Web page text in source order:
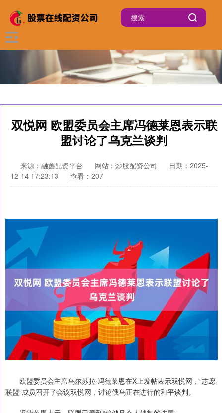
双悦网 欧盟委员会主席冯德莱恩表示联
盟讨论了乌克兰谈判
来源：融鑫配资平台 网站：炒股配资公司
日期：2025-
12-14 17:23:13
查看：207
欧盟委员会主席乌尔苏拉·冯德莱恩在X上发帖表示双悦网，“志愿
联盟”成员召开了会议双悦网，讨论俄乌正在进行的和平谈判。